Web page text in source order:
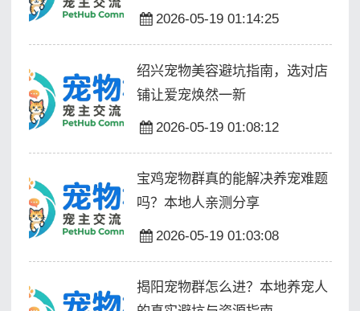
2026-05-19 01:14:25
绍兴宠物美容避坑指南，选对店
铺让爱宠焕然一新
2026-05-19 01:08:12
宝鸡宠物群真的能解决养宠难题
吗？本地人亲测分享
2026-05-19 01:03:08
揭阳宠物群怎么进？本地养宠人